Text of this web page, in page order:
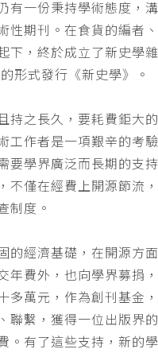
有一份秉持學術態度，
性期刊。在食貨的編者
下，終於成立了新史學
形式發行《新史學》。
持之長久，要耗費鉅大
工作者是一項艱辛的考
要學界廣泛而長期的支
不僅在經費上開源節流
制度。
的經濟基礎，在開源方
年費外，也向學界募捐
多萬元，作為創刊基金
聯繫，獲得一位出版界
。有了這些支持，新的